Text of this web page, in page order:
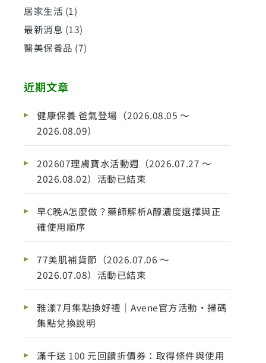
居家生活 (1)
最新消息 (13)
醫美保養品 (7)
近期文章
健康保養 爸氣登場（2026.08.05 ～
2026.08.09）
202607理膚寶水活動週（2026.07.27 ～
2026.08.02）活動已結束
早C晚A怎麼做？藥師解析A醇濃度選擇與正
確使用順序
77美肌補貨節（2026.07.06 ～
2026.07.08）活動已結束
雅漾7月集點換好禮｜Avene官方活動・掃碼
集點兌換說明
滿千送 100 元回饋折價券：取得條件與使用